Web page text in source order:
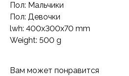
Пол: Мальчики
Пол: Девочки
lwh: 400x300x70 mm
Weight: 500 g
Вам может понравится